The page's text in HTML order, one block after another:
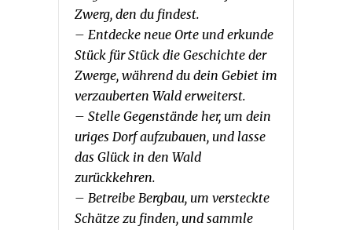
Zwerg, den du findest.
– Entdecke neue Orte und erkunde
Stück für Stück die Geschichte der
Zwerge, während du dein Gebiet im
verzauberten Wald erweiterst.
– Stelle Gegenstände her, um dein
uriges Dorf aufzubauen, und lasse
das Glück in den Wald
zurückkehren.
– Betreibe Bergbau, um versteckte
Schätze zu finden, und sammle